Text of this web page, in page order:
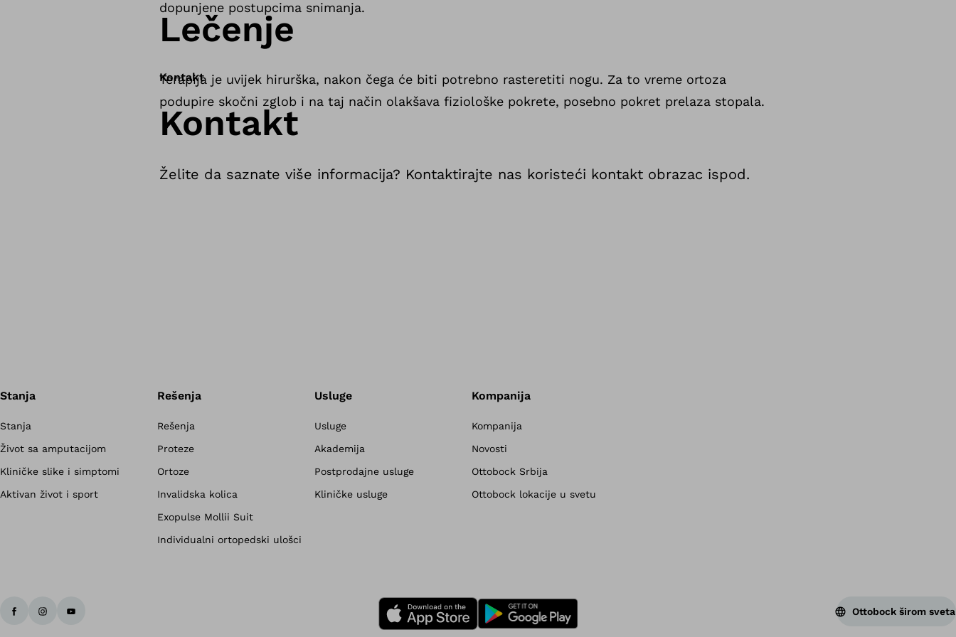
dopunjene postupcima snimanja.
Lečenje
Terapija je uvijek hirurška, nakon čega će biti potrebno rasteretiti nogu. Za to vreme ortoza
podupire skočni zglob i na taj način olakšava fiziološke pokrete, posebno pokret prelaza stopala.
Kontakt
Kontakt
Želite da saznate više informacija? Kontaktirajte nas koristeći kontakt obrazac ispod.
Stanja
Stanja
Život sa amputacijom
Kliničke slike i simptomi
Aktivan život i sport
Rešenja
Rešenja
Proteze
Ortoze
Invalidska kolica
Exopulse Mollii Suit
Individualni ortopedski ulošci
Usluge
Usluge
Akademija
Postprodajne usluge
Kliničke usluge
Kompanija
Kompanija
Novosti
Ottobock Srbija
Ottobock lokacije u svetu
Ottobock širom sveta